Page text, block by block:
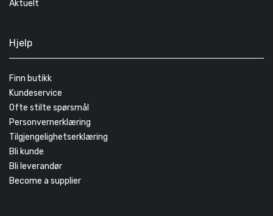
Aktuelt
Hjelp
Finn butikk
Kundeservice
Ofte stilte spørsmål
Personvernerklæring
Tilgjengelighetserklæring
Bli kunde
Bli leverandør
Become a supplier